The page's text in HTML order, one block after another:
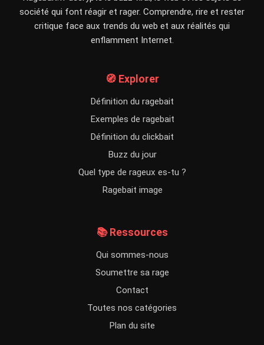
société qui font réagir et rager. Comprendre, rire et rester
critique face aux trends du web et aux réalités qui
enflamment Internet.
🧭 Explorer
Définition du ragebait
Exemples de ragebait
Définition du clickbait
Buzz du jour
Quel type de rageux es-tu ?
Ragebait image
📚 Ressources
Qui sommes-nous
Soumettre sa rage
Contact
Toutes nos catégories
Plan du site